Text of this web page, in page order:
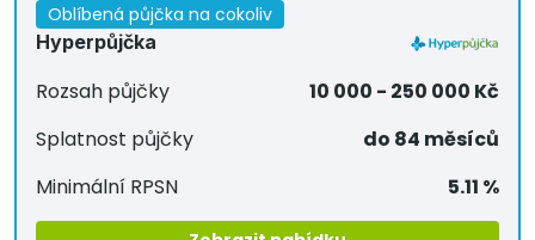
Oblíbená půjčka na cokoliv
Hyperpůjčka
Rozsah půjčky
10 000 - 250 000 Kč
Splatnost půjčky
do 84 měsíců
Minimální RPSN
5.11 %